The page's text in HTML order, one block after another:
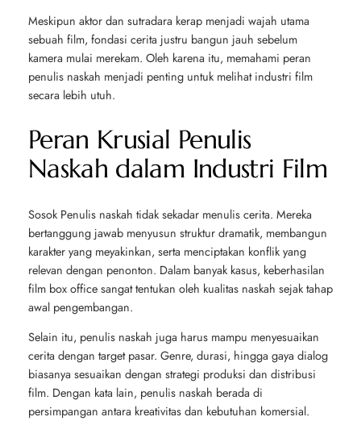
Meskipun aktor dan sutradara kerap menjadi wajah utama
sebuah film, fondasi cerita justru bangun jauh sebelum
kamera mulai merekam. Oleh karena itu, memahami peran
penulis naskah menjadi penting untuk melihat industri film
secara lebih utuh.
Peran Krusial Penulis
Naskah dalam Industri Film
Sosok Penulis naskah tidak sekadar menulis cerita. Mereka
bertanggung jawab menyusun struktur dramatik, membangun
karakter yang meyakinkan, serta menciptakan konflik yang
relevan dengan penonton. Dalam banyak kasus, keberhasilan
film box office sangat tentukan oleh kualitas naskah sejak tahap
awal pengembangan.
Selain itu, penulis naskah juga harus mampu menyesuaikan
cerita dengan target pasar. Genre, durasi, hingga gaya dialog
biasanya sesuaikan dengan strategi produksi dan distribusi
film. Dengan kata lain, penulis naskah berada di
persimpangan antara kreativitas dan kebutuhan komersial.